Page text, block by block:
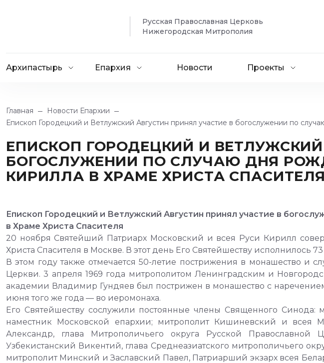
Русская Православная Церковь
Нижегородская Митрополия
Архипастырь Епархия Новости Проекты
Главная
Новости Епархии
Епископ Городецкий и Ветлужский Августин принял участие в богослужении по
ЕПИСКОП ГОРОДЕЦКИЙ И
БОГОСЛУЖЕНИИ ПО СЛУЧАЮ ДНЯ
КИРИЛЛА В ХРАМЕ ХРИСТА СПАСИТЕЛЯ
Епископ Городецкий и Ветлужский Августин принял участие в
в Храме Христа Спасителя
20 ноября Святейший Патриарх Московский и всея Руси Кирилл
Христа Спасителя в Москве. В этот день Его Святейшеству исполнилось 73
В этом году также отмечается 50-летие пострижения в монашество и
Церкви. 3 апреля 1969 года митрополитом Ленинградским и
академии Владимир Гундяев был пострижен в монашество с
июня того же года — во иеромонаха.
Его Святейшеству сослужили постоянные члены Священного
наместник Московской епархии; митрополит Кишиневский и всея
Александр, глава Митрополичьего округа Русской
Узбекистанский Викентий, глава Среднеазиатского митрополичьего
митрополит Минский и Заславский Павел, Патриарший экзарх всея